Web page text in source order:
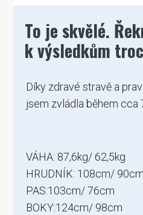
To je skvělé.
k výsledkům
Díky zdravé stravě a
jsem zvládla během cca
VÁHA: 87,6kg/ 62,5kg
HRUDNÍK: 108cm/ 90cm
PAS:103cm/ 76cm
BOKY:124cm/ 98cm